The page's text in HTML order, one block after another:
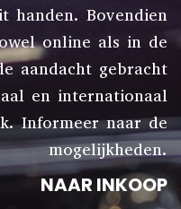
handen. Bovendien
online als in de
aandacht gebracht
en internationaal
Informeer naar de
mogelijkheden.
NAAR INKOOP